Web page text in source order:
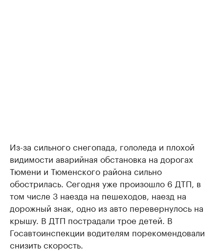
Из-за сильного снегопада, гололеда и плохой
видимости аварийная обстановка на дорогах
Тюмени и Тюменского района сильно
обострилась. Сегодня уже произошло 6 ДТП, в
том числе 3 наезда на пешеходов, наезд на
дорожный знак, одно из авто перевернулось на
крышу. В ДТП пострадали трое детей. В
Госавтоинспекции водителям порекомендовали
снизить скорость.